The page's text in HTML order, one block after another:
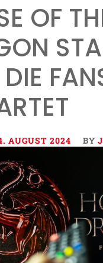
OF
AUGUST 2024 BY